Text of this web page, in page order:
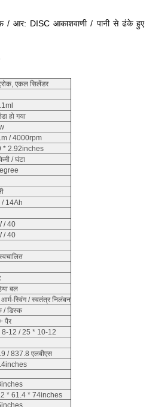
/ आर: DISC आकाशवाणी / पानी से ढंके हुए
एकल सिलेंडर
हो गया
/ 4000rpm
* 2.92inches
/ घंटा
/ 14Ah
/ 40
/ 40
बल
स्विंग / स्वतंत्र निलंबन
/ डिस्क
पैर
8-12 / 25 * 10-12
/ 837.8 एलबीएस
* 61.4 * 74inches